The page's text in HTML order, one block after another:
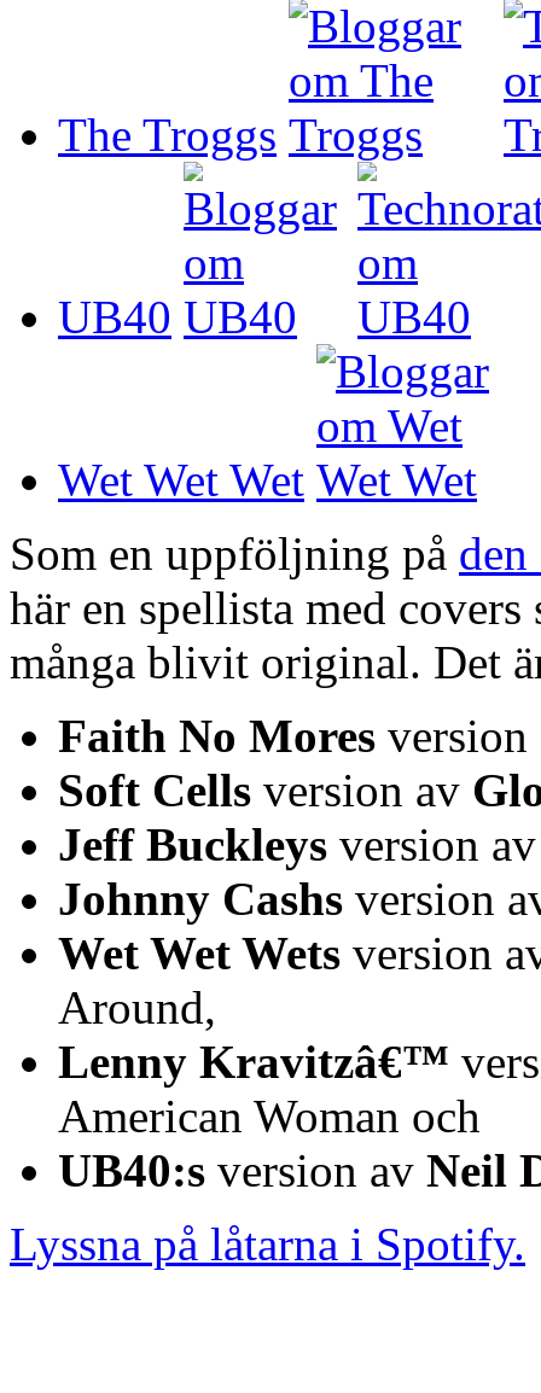
The Troggs
UB40
Wet Wet Wet
Som en uppföljning på den
här en spellista med
många blivit original. Det
Faith No Mores
Soft Cells version av
Jeff Buckleys version
Johnny Cashs version
Wet Wet Wets version
Around,
Lenny Kravitzâ€™
American Woman och
UB40:s version av Neil
Lyssna på låtarna i Spotify.